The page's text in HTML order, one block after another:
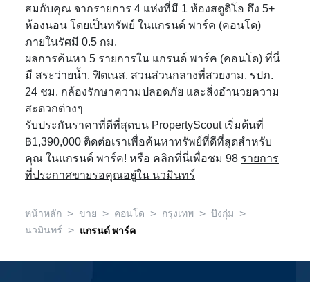
สมกับคุณ จากรายการ 4 แห่งที่มี 1 ห้องสตูดิโอ ถึง 5+
ห้องนอน โดยเป็นทรัพย์ ในแกรนด์ พาร์ค (คอนโด)
ภายในรัศมี 0.5 กม.
ผลการค้นหา 5 รายการใน แกรนด์ พาร์ค (คอนโด) ที่นี่
มี สระว่ายน้ำ, ฟิตเนส, สวนส่วนกลางที่สวยงาม, รปภ.
24 ชม. กล้องรักษาความปลอดภัย และสิ่งอำนวยความ
สะดวกต่างๆ
รับประกันราคาที่ดีที่สุดบน PropertyScout เริ่มต้นที่
฿1,390,000 ติดต่อเราเพื่อค้นหาทรัพย์ที่ดีที่สุดสำหรับ
คุณ ในแกรนด์ พาร์ค! หรือ คลิกที่นี่เพื่อชม 98 รายการ
ที่ประกาศขายรอคุณอยู่ใน นวมินทร์
หน้าหลัก > ขาย > คอนโด > กรุงเทพ > บึงกุ่ม >
นวมินทร์ > แกรนด์ พาร์ค